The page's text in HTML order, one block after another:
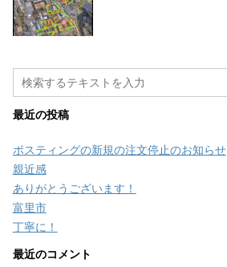
最近の投稿
ポスティングの新規の注文停止のお知らせ
親近感
ありがとうございます！
富里市
丁寧に！
最近のコメント